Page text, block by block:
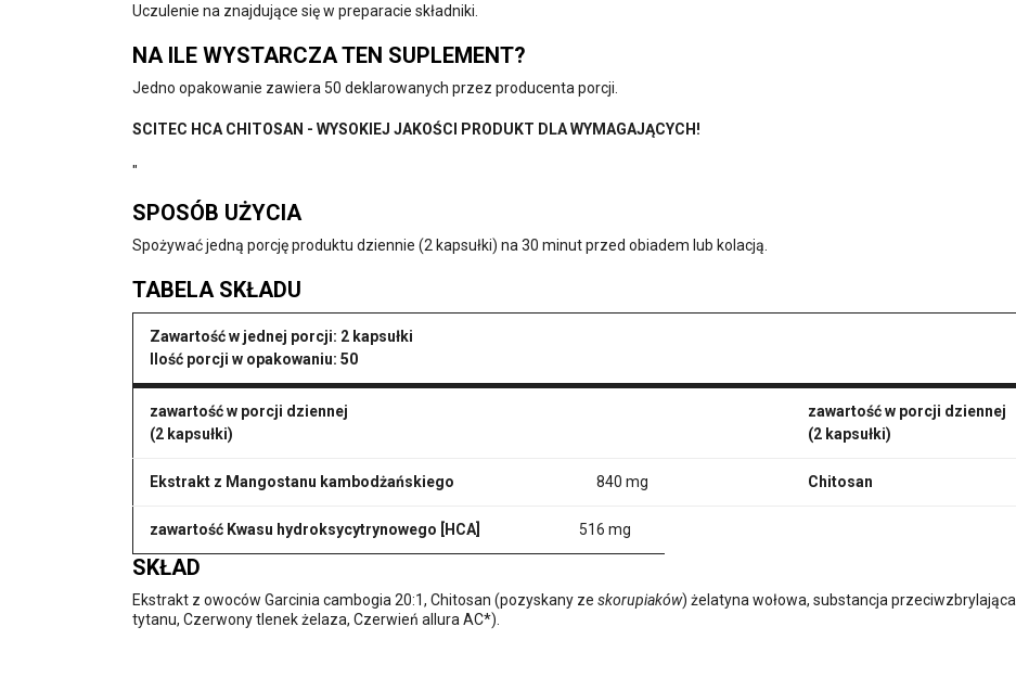
Uczulenie na znajdujące się w preparacie składniki.
NA ILE WYSTARCZA TEN SUPLEMENT?
Jedno opakowanie zawiera 50 deklarowanych przez producenta porcji.
SCITEC HCA CHITOSAN - WYSOKIEJ JAKOŚCI PRODUKT DLA WYMAGAJĄCYCH!
"
SPOSÓB UŻYCIA
Spożywać jedną porcję produktu dziennie (2 kapsułki) na 30 minut przed obiadem lub kolacją.
TABELA SKŁADU
Zawartość w jednej porcji: 2 kapsułki
Ilość porcji w opakowaniu: 50
zawartość w porcji dziennej
(2 kapsułki)
zawartość w porcji dziennej
(2 kapsułki)
Ekstrakt z Mangostanu kambodżańskiego 840 mg Chitosan
zawartość Kwasu hydroksycytrynowego [HCA] 516 mg
SKŁAD
Ekstrakt z owoców Garcinia cambogia 20:1, Chitosan (pozyskany ze skorupiaków) żelatyna wołowa, substancja
tytanu, Czerwony tlenek żelaza, Czerwień allura AC*).